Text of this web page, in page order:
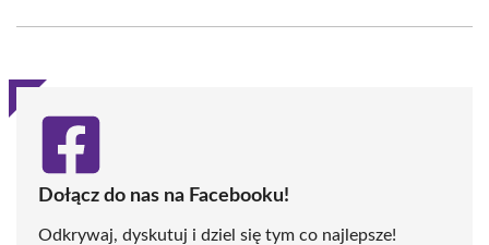
(Twitter)
Dołącz do nas na Facebooku!
Odkrywaj, dyskutuj i dziel się tym co najlepsze!